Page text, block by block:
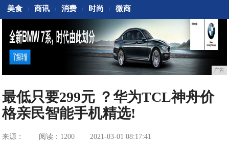
美食 / 商讯 / 消费 / 时尚 / 微商
广告
最低只要299元 ？华为TCL神舟价
格亲民智能手机精选!
来源： 阅读：1200 2021-03-01 08:17:41